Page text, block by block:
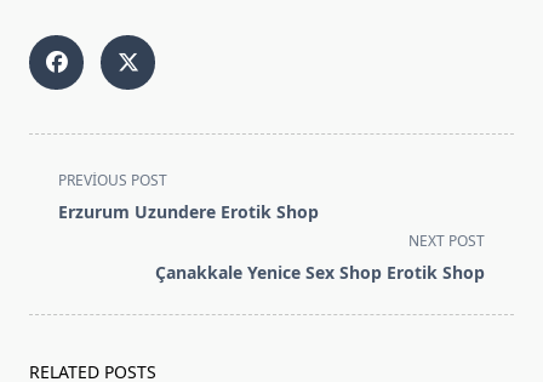
<span
class="nav-
text">Page</span>
PREVIOUS POST
Erzurum Uzundere Erotik Shop
NEXT POST
Çanakkale Yenice Sex Shop Erotik Shop
RELATED POSTS